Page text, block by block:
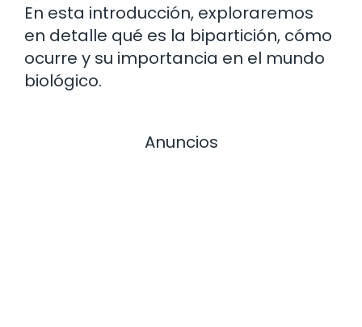
En esta introducción, exploraremos
en detalle qué es la bipartición, cómo
ocurre y su importancia en el mundo
biológico.
Anuncios